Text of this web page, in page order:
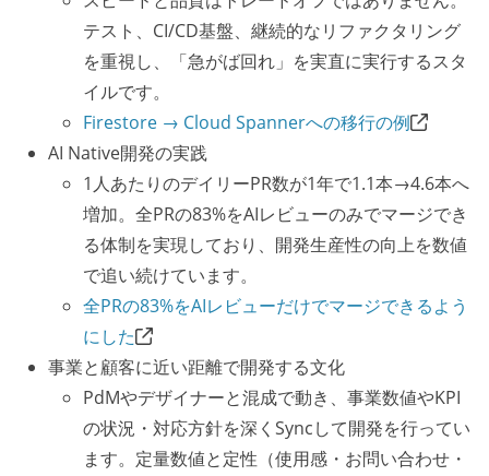
テスト、CI/CD基盤、継続的なリファクタリング
を重視し、「急がば回れ」を実直に実行するスタ
イルです。
Firestore → Cloud Spannerへの移行の例
AI Native開発の実践
1人あたりのデイリーPR数が1年で1.1本→4.6本へ
増加。全PRの83%をAIレビューのみでマージでき
る体制を実現しており、開発生産性の向上を数値
で追い続けています。
全PRの83%をAIレビューだけでマージできるよう
にした
事業と顧客に近い距離で開発する文化
PdMやデザイナーと混成で動き、事業数値やKPI
の状況・対応方針を深くSyncして開発を行ってい
ます。定量数値と定性（使用感・お問い合わせ・